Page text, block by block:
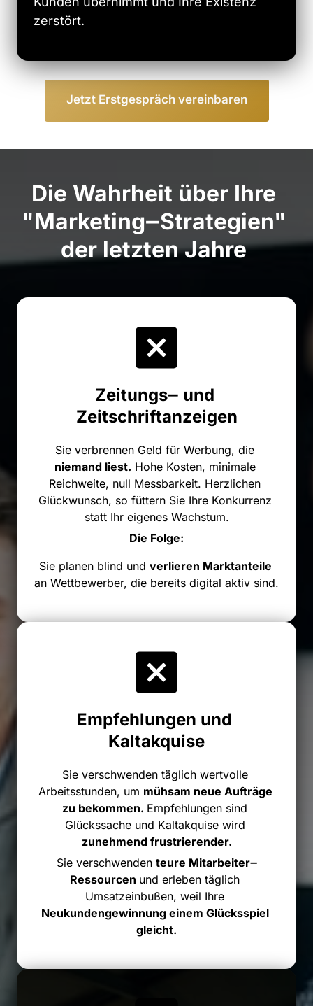
zerstört.
Jetzt Erstgespräch vereinbaren
Die Wahrheit über Ihre
"Marketing‒
der letzten Jahre
Zeitungs‒
Zeitschriftanzeigen
Sie verbrennen Geld für Werbung,
niemand liest. Hohe Kosten,
minimale
Reichweite, null Messbarkeit.
Glückwunsch, so füttern Sie Ihre
statt Ihr eigenes Wachstum.
Die Folge:
Sie planen blind und verlieren
an Wettbewerber, die bereits digital aktiv sind.
Empfehlungen
Kaltakquise
Sie verschwenden täglich
wertvolle
Arbeitsstunden, um mühsam neue
zu bekommen. Empfehlungen
Glückssache und Kaltakquise
zunehmend frustrierender.
Sie verschwenden teure Mitarbeiter‒
Ressourcen und erleben
Umsatzeinbußen, weil
Neukundengewinnung einem
gleicht.